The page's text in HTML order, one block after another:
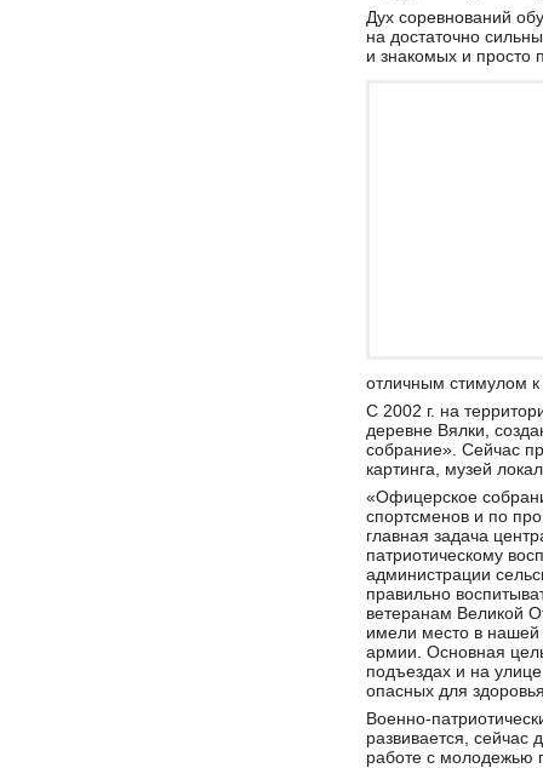
Дух соревнований
на достаточно
и знакомых и просто
отличным стимулом
С 2002 г. на
деревне Вялки,
собрание». Сейчас
картинга, музей
«Офицерское
спортсменов и по
главная задача
патриотическому
администрации
правильно
ветеранам Великой
имели место в нашей
армии. Основная
подъездах и на
опасных для
Военно-
развивается, сейчас
работе с молодежью